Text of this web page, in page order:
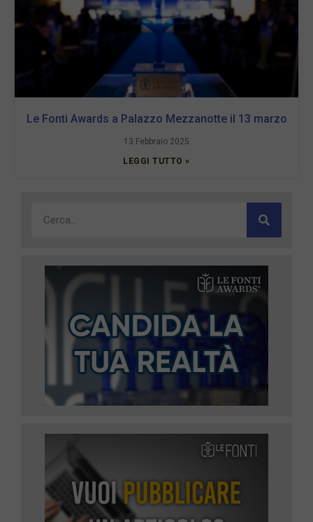
Le Fonti Awards a Palazzo Mezzanotte il 13 marzo
13 Febbraio 2025
LEGGI TUTTO »